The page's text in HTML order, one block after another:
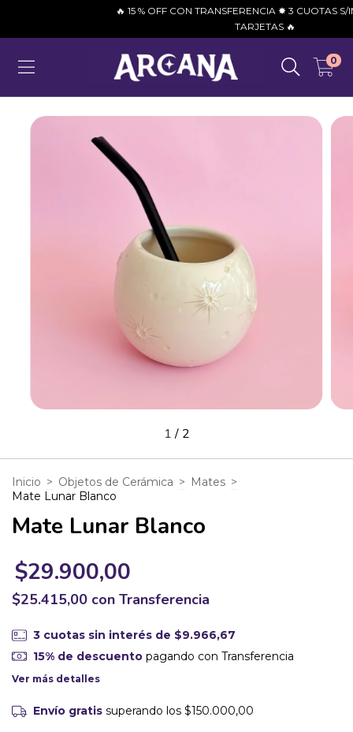
🔥 15 % OFF CON TRANSFERENCIA ✸ 3 CUOTAS S/
TARJETAS 🔥
0
1/ 2
Inicio > Objetos de Cerámica > Mates >
Mate Lunar Blanco
Mate Lunar Blanco
$29.900,00
$25.415,00 con Transferencia
3 cuotas sin interés de $9.966,67
15% de descuentopagando con Transferencia
Ver más detalles
Envío gratis superando los $150.000,00